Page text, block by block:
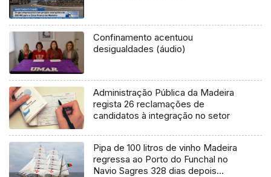
Confinamento acentuou
desigualdades (áudio)
Administração Pública da Madeira
regista 26 reclamações de
candidatos à integração no setor
Pipa de 100 litros de vinho Madeira
regressa ao Porto do Funchal no
Navio Sagres 328 dias depois